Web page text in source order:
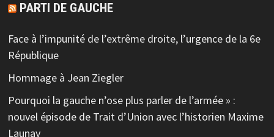
PARTI DE GAUCHE
Face à l’impunité de l’extrême droite, l’urgence de la 6e
République
Hommage à Jean Ziegler
Pourquoi la gauche n’ose plus parler de l’armée » :
nouvel épisode de Trait d’Union avec l’historien Maxime
Launay